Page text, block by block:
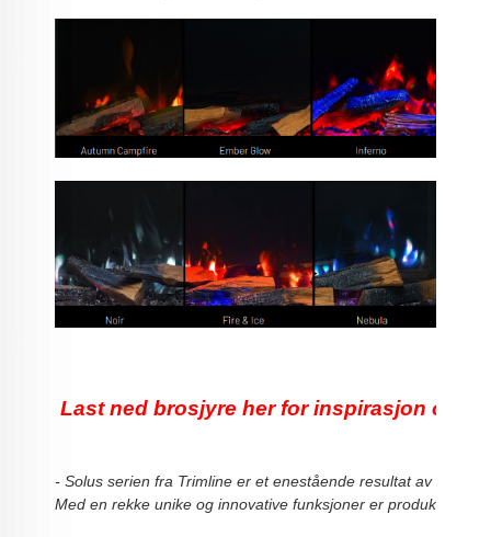
Last ned brosjyre her for inspirasjon og
- Solus serien fra Trimline er et enestående resultat av
Med en rekke unike og innovative funksjoner er produktene i